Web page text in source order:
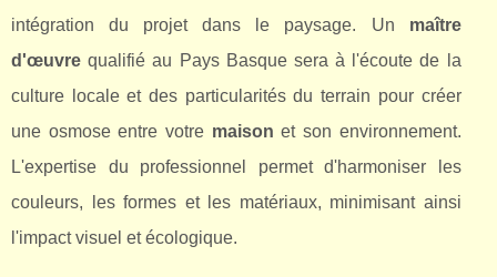
intégration du projet dans le paysage. Un maître
d'œuvre qualifié au Pays Basque sera à l'écoute de la
culture locale et des particularités du terrain pour créer
une osmose entre votre maison et son environnement.
L'expertise du professionnel permet d'harmoniser les
couleurs, les formes et les matériaux, minimisant ainsi
l'impact visuel et écologique.